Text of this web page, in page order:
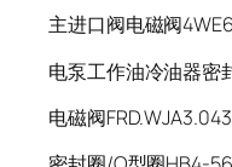
主进口阀电磁阀
电泵工作油冷油器密
电磁阀FRD.WJA3.043